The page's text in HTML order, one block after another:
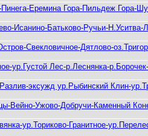
Еремина Гора-Пильдеж Гора-
Исанино-Батьково-Ручьи-
Свекловичное-Дятлово-
ур.Густой Лес-р.Леснянка-
эксужд ур.Рыбинский Клин-
Вейно-Ужово-Добручи-Каменный
ур.Ториково-Гранитное-